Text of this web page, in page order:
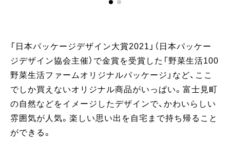
「日本パッケージデザイン大賞2021」（日本パッケー
ジデザイン協会主催）で金賞を受賞した「野菜生活100
野菜生活ファームオリジナルパッケージ」など、ここ
でしか買えないオリジナル商品がいっぱい。富士見町
の自然などをイメージしたデザインで、かわいらしい
雰囲気が人気。楽しい思い出を自宅まで持ち帰ること
ができる。